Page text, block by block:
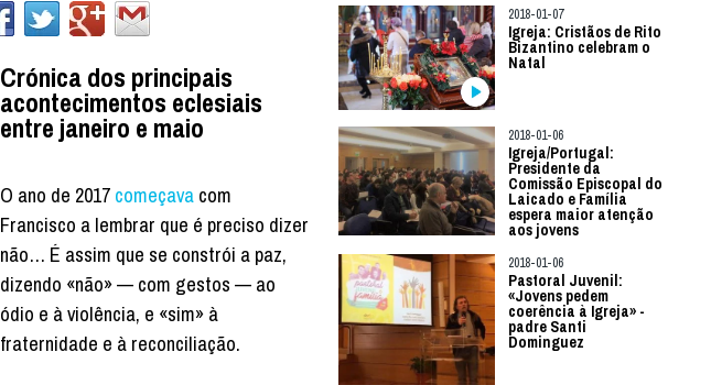
Crónica dos principais
acontecimentos eclesiais
entre janeiro e maio
O ano de 2017 começava com
Francisco a lembrar que é preciso dizer
não… É assim que se constrói a paz,
dizendo «não» — com gestos — ao
ódio e à violência, e «sim» à
fraternidade e à reconciliação.
2018-01-07
Igreja: Cristãos de Rito
Bizantino celebram o
Natal
2018-01-06
Igreja/Portugal:
Presidente da
Comissão Episcopal do
Laicado e Família
espera maior atenção
aos jovens
2018-01-06
Pastoral Juvenil:
«Jovens pedem
coerência à Igreja» -
padre Santi
Dominguez